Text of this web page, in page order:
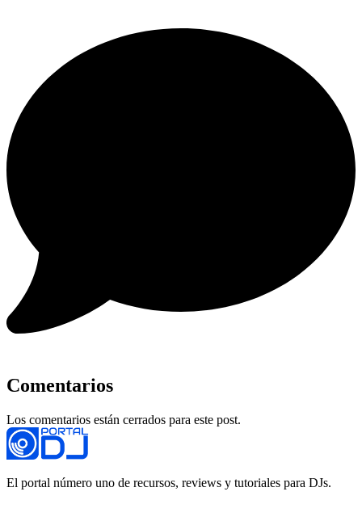
Comentarios
Los comentarios están cerrados para este post.
El portal número uno de recursos, reviews y tutoriales para DJs.